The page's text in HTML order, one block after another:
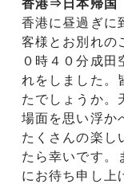
香港⇒日本帰国
香港に昼過ぎに
客様とお別れの
０時４０分成田
れをしました。
たでしょうか。
場面を思い浮か
たくさんの楽し
たら幸いです。
にお待ち申し上